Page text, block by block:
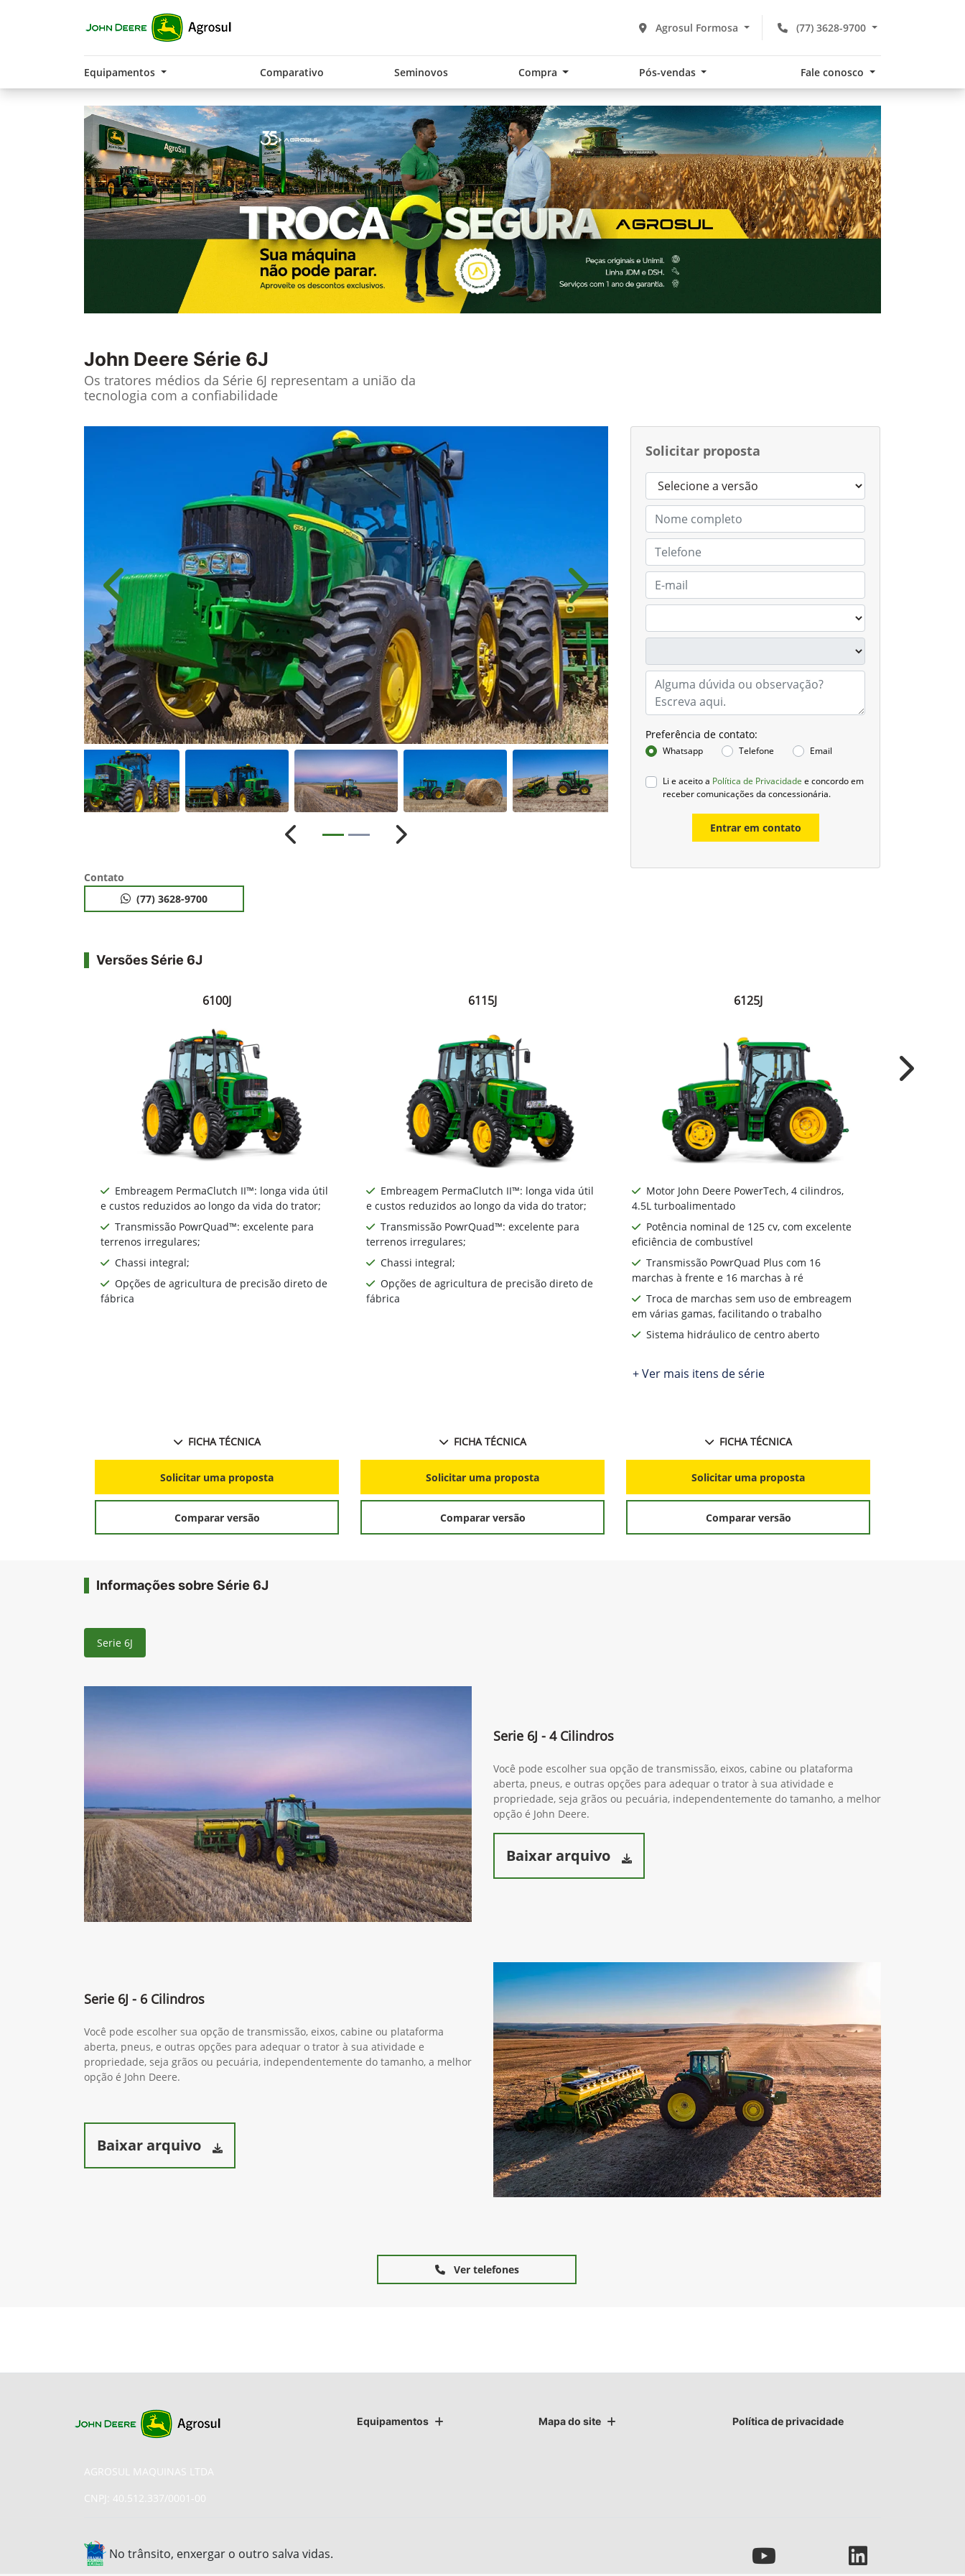
(77) 3628-9700
Agrosul Formosa
Equipamentos Comparativo Seminovos Compra Pós-vendas Fale conosco
John Deere Série 6J
Os tratores médios da Série 6J representam a união da
tecnologia com a confiabilidade
Solicitar proposta
Preferência de contato:
Whatsapp Telefone Email
Li e aceito a Política de Privacidade e concordo em
receber comunicações da concessionária.
Entrar em contato
Anterior Próximo
Anterior Próximo
Contato
(77) 3628-9700
Versões Série 6J
6100J
Embreagem PermaClutch II™: longa vida útil
e custos reduzidos ao longo da vida do trator;
Transmissão PowrQuad™: excelente para
terrenos irregulares;
Chassi integral;
Opções de agricultura de precisão direto de
fábrica
FICHA TÉCNICA
Solicitar uma proposta
Comparar versão
6115J
Embreagem PermaClutch II™: longa vida útil
e custos reduzidos ao longo da vida do trator;
Transmissão PowrQuad™: excelente para
terrenos irregulares;
Chassi integral;
Opções de agricultura de precisão direto de
fábrica
FICHA TÉCNICA
Solicitar uma proposta
Comparar versão
6125J
Motor John Deere PowerTech, 4 cilindros,
4.5L turboalimentado
Potência nominal de 125 cv, com excelente
eficiência de combustível
Transmissão PowrQuad Plus com 16
marchas à frente e 16 marchas à ré
Troca de marchas sem uso de embreagem
em várias gamas, facilitando o trabalho
Sistema hidráulico de centro aberto
+ Ver mais itens de série
FICHA TÉCNICA
Solicitar uma proposta
Comparar versão
Next
Informações sobre Série 6J
Serie 6J
Serie 6J - 4 Cilindros
Você pode escolher sua opção de transmissão, eixos, cabine ou plataforma
aberta, pneus, e outras opções para adequar o trator à sua atividade e
propriedade, seja grãos ou pecuária, independentemente do tamanho, a melhor
opção é John Deere.
Baixar arquivo
Serie 6J - 6 Cilindros
Você pode escolher sua opção de transmissão, eixos, cabine ou plataforma
aberta, pneus, e outras opções para adequar o trator à sua atividade e
propriedade, seja grãos ou pecuária, independentemente do tamanho, a melhor
opção é John Deere.
Baixar arquivo
Ver telefones
Equipamentos Mapa do site Política de privacidade
AGROSUL MAQUINAS LTDA
CNPJ: 40.512.337/0001-00
No trânsito, enxergar o outro salva vidas.